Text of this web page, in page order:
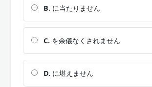
B. に当たりません
C. を余儀なくされません
D. に堪えません